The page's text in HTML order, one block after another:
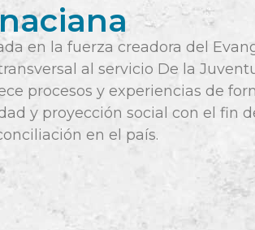
en la fuerza creadora del
al servicio De la
procesos y experiencias de
y proyección social con el fin
en el país.